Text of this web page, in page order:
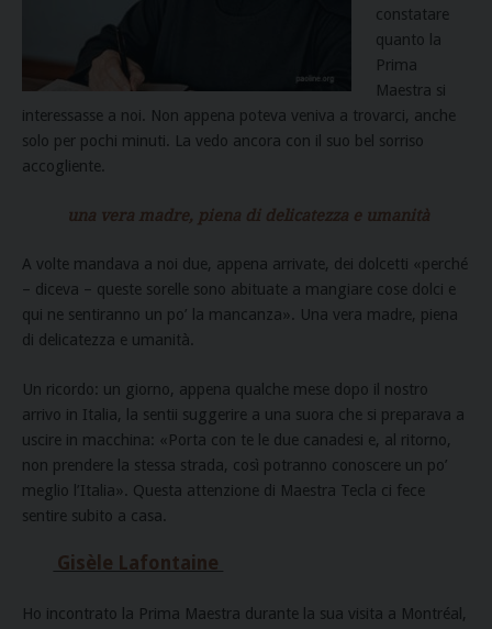
constatare
quanto la
Prima
Maestra si
interessasse a noi. Non appena poteva veniva a trovarci, anche
solo per pochi minuti. La vedo ancora con il suo bel sorriso
accogliente.
una vera madre, piena di delicatezza e umanità
A volte mandava a noi due, appena arrivate, dei dolcetti «perché
– diceva – queste sorelle sono abituate a mangiare cose dolci e
qui ne sentiranno un po’ la mancanza». Una vera madre, piena
di delicatezza e umanità.
Un ricordo: un giorno, appena qualche mese dopo il nostro
arrivo in Italia, la sentii suggerire a una suora che si preparava a
uscire in macchina: «Porta con te le due canadesi e, al ritorno,
non prendere la stessa strada, così potranno conoscere un po’
meglio l’Italia». Questa attenzione di Maestra Tecla ci fece
sentire subito a casa.
Gisèle Lafontaine
Ho incontrato la Prima Maestra durante la sua visita a Montréal,